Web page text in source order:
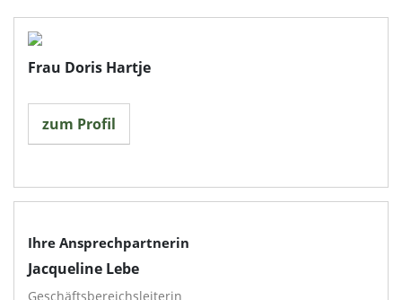
Frau Doris Hartje
zum Profil
Ihre Ansprechpartnerin
Jacqueline Lebe
Geschäftsbereichsleiterin